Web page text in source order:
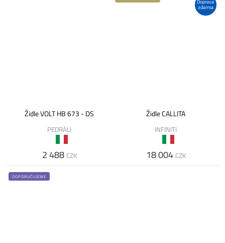
Židle VOLT HB 673 - DS
PEDRALI
2 488 CZK
Doprava
zdarma
Židle CALLITA
INFINITI
18 004 CZK
DOPORUČUJEME